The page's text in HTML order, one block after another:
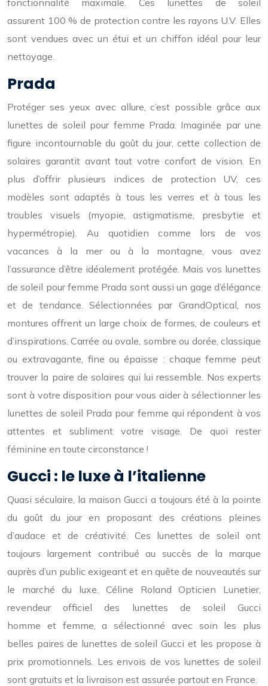
fonctionnalité maximale. Ces lunettes de soleil
assurent 100 % de protection contre les rayons U.V. Elles
sont vendues avec un étui et un chiffon idéal pour leur
nettoyage.
Prada
Protéger ses yeux avec allure, c’est possible grâce aux
lunettes de soleil pour femme Prada. Imaginée par une
figure incontournable du goût du jour, cette collection de
solaires garantit avant tout votre confort de vision. En
plus d’offrir plusieurs indices de protection UV, ces
modèles sont adaptés à tous les verres et à tous les
troubles visuels (myopie, astigmatisme, presbytie et
hypermétropie). Au quotidien comme lors de vos
vacances à la mer ou à la montagne, vous avez
l’assurance d’être idéalement protégée. Mais vos lunettes
de soleil pour femme Prada sont aussi un gage d’élégance
et de tendance. Sélectionnées par GrandOptical, nos
montures offrent un large choix de formes, de couleurs et
d’inspirations. Carrée ou ovale, sombre ou dorée, classique
ou extravagante, fine ou épaisse : chaque femme peut
trouver la paire de solaires qui lui ressemble. Nos experts
sont à votre disposition pour vous aider à sélectionner les
lunettes de soleil Prada pour femme qui répondent à vos
attentes et subliment votre visage. De quoi rester
féminine en toute circonstance !
Gucci : le luxe à l’italienne
Quasi séculaire, la maison Gucci a toujours été à la pointe
du goût du jour en proposant des créations pleines
d’audace et de créativité. Ces lunettes de soleil ont
toujours largement contribué au succès de la marque
auprès d’un public exigeant et en quête de nouveautés sur
le marché du luxe. Céline Roland Opticien Lunetier,
revendeur officiel des lunettes de soleil Gucci
homme et femme, a sélectionné avec soin les plus
belles paires de lunettes de soleil Gucci et les propose à
prix promotionnels. Les envois de vos lunettes de soleil
sont gratuits et la livraison est assurée partout en France.